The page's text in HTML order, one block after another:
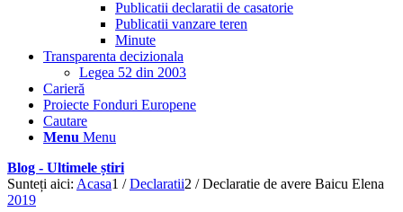
Publicatii declaratii de casatorie
Publicatii vanzare teren
Minute
Transparenta decizionala
Legea 52 din 2003
Carieră
Proiecte Fonduri Europene
Cautare
Menu Menu
Blog - Ultimele știri
Sunteți aici: Acasa1 / Declaratii2 / Declaratie de avere Baicu Elena
2019